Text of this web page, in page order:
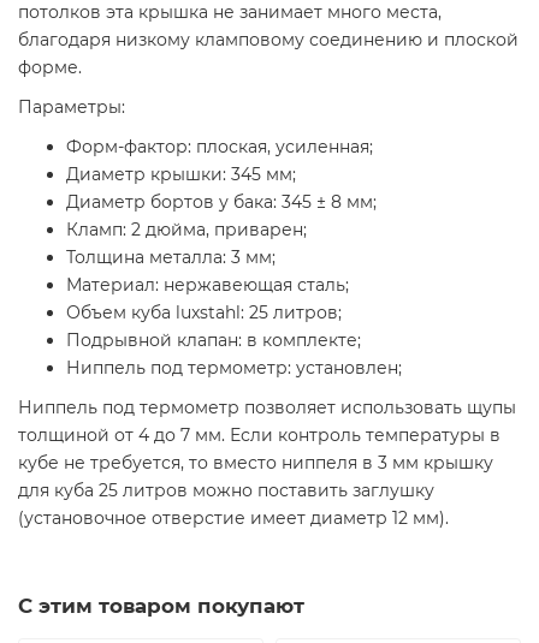
потолков эта крышка не занимает много места,
благодаря низкому кламповому соединению и плоской
форме.
Параметры:
Форм-фактор: плоская, усиленная;
Диаметр крышки: 345 мм;
Диаметр бортов у бака: 345 ± 8 мм;
Кламп: 2 дюйма, приварен;
Толщина металла: 3 мм;
Материал: нержавеющая сталь;
Объем куба luxstahl: 25 литров;
Подрывной клапан: в комплекте;
Ниппель под термометр: установлен;
Ниппель под термометр позволяет использовать щупы
толщиной от 4 до 7 мм. Если контроль температуры в
кубе не требуется, то вместо ниппеля в 3 мм крышку
для куба 25 литров можно поставить заглушку
(установочное отверстие имеет диаметр 12 мм).
С этим товаром покупают